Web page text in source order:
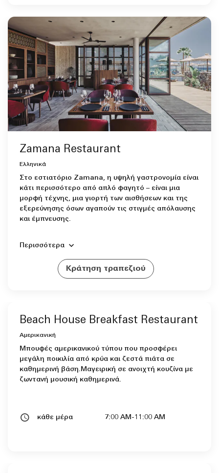
Zamana Restaurant
Ελληνικά
Στο εστιατόριο Zamana, η υψηλή γαστρονομία είναι
κάτι περισσότερο από απλό φαγητό – είναι μια
μορφή τέχνης, μια γιορτή των αισθήσεων και της
εξερεύνησης όσων αγαπούν τις στιγμές απόλαυσης
και έμπνευσης.
Περισσότερα
Κράτηση τραπεζιού
Beach House Breakfast Restaurant
Αμερικανική
Μπουφές αμερικανικού τύπου που προσφέρει
μεγάλη ποικιλία από κρύα και ζεστά πιάτα σε
καθημερινή βάση.Μαγειρική σε ανοιχτή κουζίνα με
ζωντανή μουσική καθημερινά.
κάθε μέρα 7:00 AM-11:00 AM